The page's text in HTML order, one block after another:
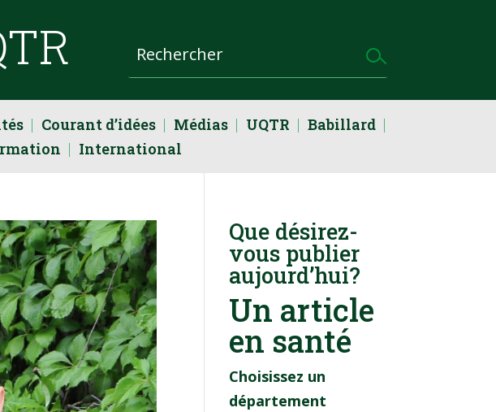
Courant d’idées Médias UQTR
Babillard
International
Que désirez-
vous publier
aujourd’hui?
Un article
en santé
Choisissez un
département